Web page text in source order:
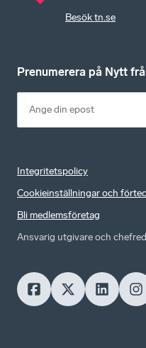
Besök tn.se
Prenumerera på Nytt
Integritetspolicy
Cookieinställningar och
Bli medlemsföretag
Ansvarig utgivare och